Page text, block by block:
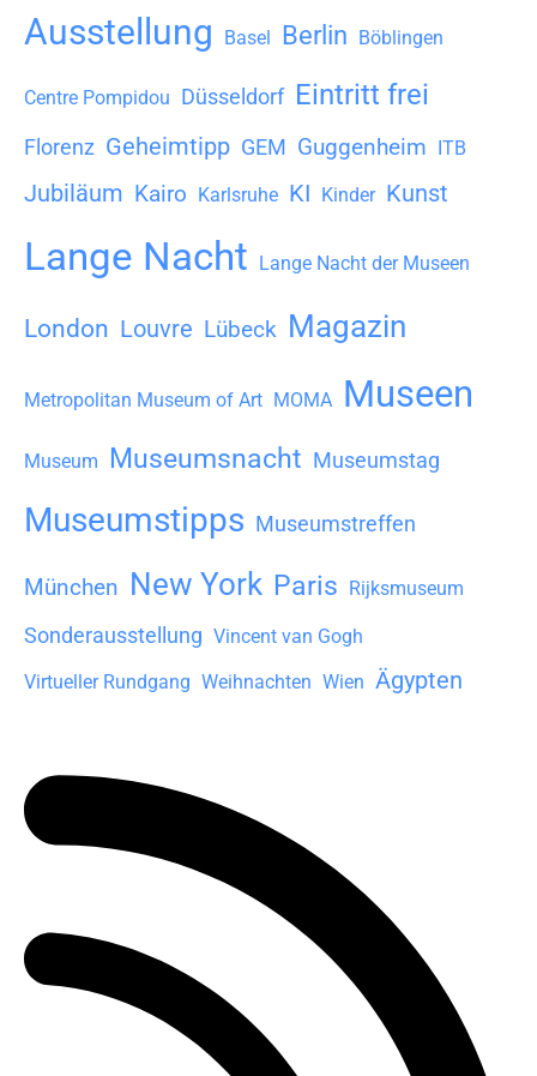
iAusstellung Basel Berlin Böblingen
Centre Pompidou Düsseldorf Eintritt frei
Florenz Geheimtipp GEM Guggenheim ITB
Jubiläum Kairo Karlsruhe KI Kinder Kunst
Lange Nacht Lange Nacht der Museen
London Louvre Lübeck Magazin
Metropolitan Museum of Art MOMA Museen
Museum Museumsnacht Museumstag
Museumstipps Museumstreffen
München New York Paris Rijksmuseum
Sonderausstellung Vincent van Gogh
Virtueller Rundgang Weihnachten Wien Ägypten